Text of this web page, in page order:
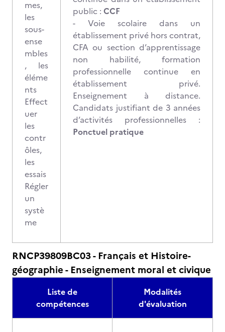
mes,
les
sous-
ense
mbles
, les
éléme
nts
Effect
uer
les
contr
ôles,
les
essais
Régler
un
systè
me
public : CCF
- Voie scolaire dans un
établissement privé hors contrat,
CFA ou section d’apprentissage
non habilité, formation
professionnelle continue en
établissement privé.
Enseignement à distance.
Candidats justifiant de 3 années
d’activités professionnelles :
Ponctuel pratique
RNCP39809BC03 - Français et Histoire-
géographie - Enseignement moral et civique
Liste de
compétences
Modalités
d'évaluation